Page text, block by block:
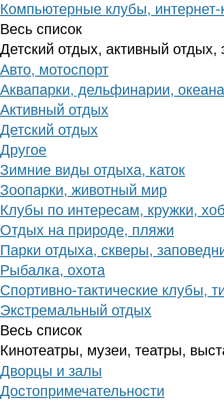
Компьютерные клубы,
Весь список
Детский отдых, активный отдых,
Авто, мотоспорт
Аквапарки, дельфинарии,
Активный отдых
Детский отдых
Другое
Зимние виды отдыха, каток
Зоопарки, животный мир
Клубы по интересам, кружки,
Отдых на природе, пляжи
Парки отдыха, скверы,
Рыбалка, охота
Спортивно-тактические клубы,
Экстремальный отдых
Весь список
Кинотеатры, музеи, театры,
Дворцы и залы
Достопримечательности